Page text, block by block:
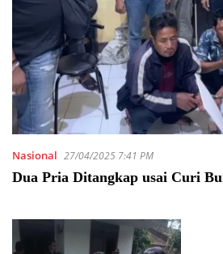
Nasional 27/04/2025 7:41 PM
Dua Pria Ditangkap usai Curi